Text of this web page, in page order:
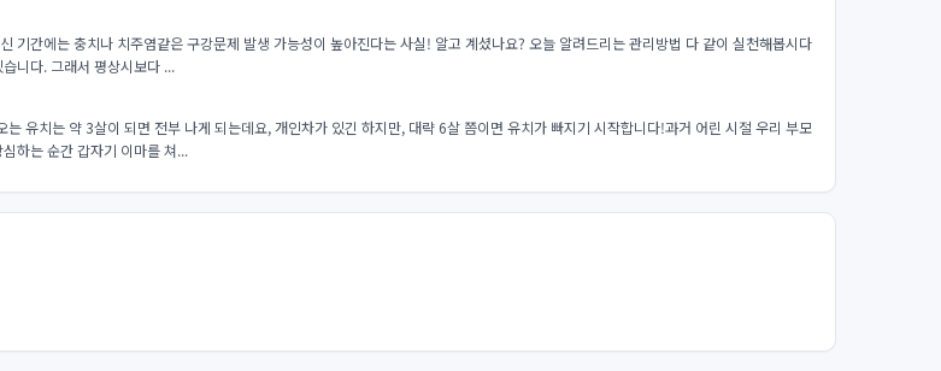
기간에는 충치나 치주염같은 구강문제 발생 가능성이 높아진다는 사실! 알고 계셨나요? 오늘 알려드리는 관리방법 다 같이 실천해봅시다
니다. 그래서 평상시보다 ...
유치는 약 3살이 되면 전부 나게 되는데요, 개인차가 있긴 하지만, 대략 6살 쯤이면 유치가 빠지기 시작합니다!과거 어린 시절 우리 부모
하는 순간 갑자기 이마를 쳐...